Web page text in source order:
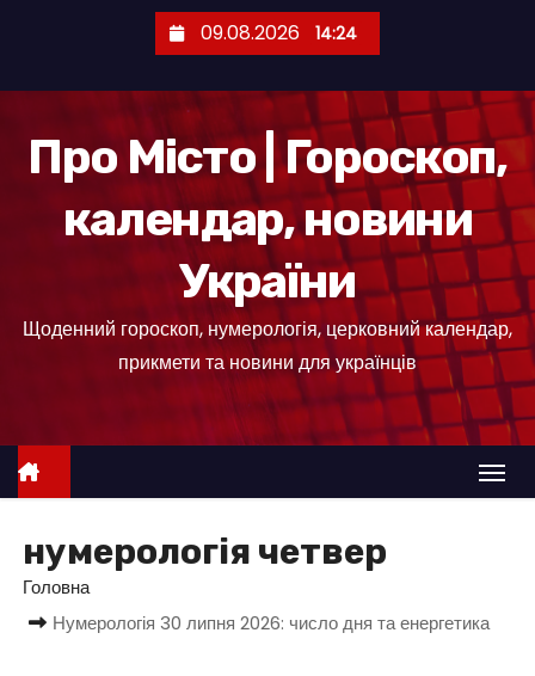
е
09.08.2026 14:24
Про Місто | Гороскоп,
календар, новини
України
Щоденний гороскоп, нумерологія, церковний календар,
прикмети та новини для українців
нумерологія четвер
Головна
Нумерологія 30 липня 2026: число дня та енергетика